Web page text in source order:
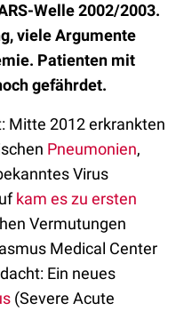
Welle 2002/2003.
viele Argumente
Patienten mit
gefährdet.
Mitte 2012 erkrankten
Pneumonien,
Virus
kam es zu ersten
Vermutungen
Medical Center
Ein neues
(Severe Acute